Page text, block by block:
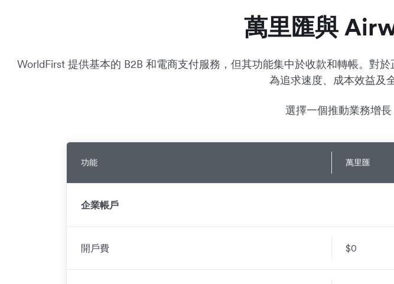
萬里匯與
WorldFirst 提供基本的 B2B 和電商支付服務，但其功能集中於收款和轉帳。對
為追求速度、成本效益及
選擇一個推動業務增長
功能 萬里匯
企業帳戶
開戶費 $0